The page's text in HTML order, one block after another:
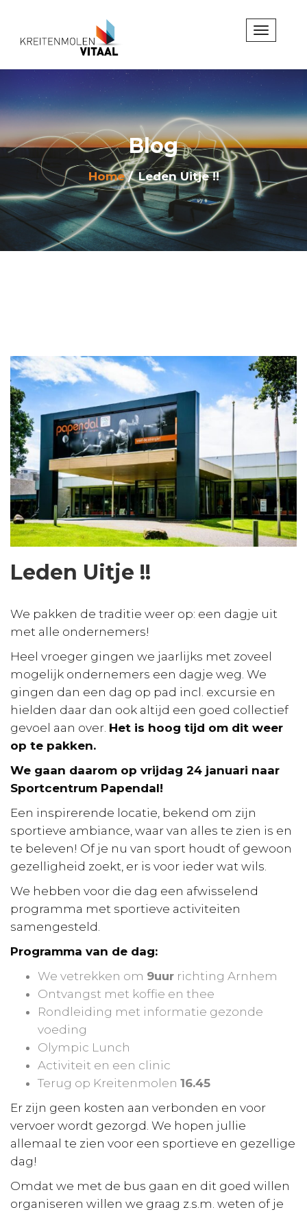
Blog
Home Leden Uitje !!
Leden Uitje !!
We pakken de traditie weer op: een dagje uit
met alle ondernemers!
Heel vroeger gingen we jaarlijks met zoveel
mogelijk ondernemers een dagje weg. We
gingen dan een dag op pad incl. excursie en
hielden daar dan ook altijd een goed collectief
gevoel aan over. Het is hoog tijd om dit weer
op te pakken.
We gaan daarom op vrijdag 24 januari naar
Sportcentrum Papendal!
Een inspirerende locatie, bekend om zijn
sportieve ambiance, waar van alles te zien is en
te beleven! Of je nu van sport houdt of gewoon
gezelligheid zoekt, er is voor ieder wat wils.
We hebben voor die dag een afwisselend
programma met sportieve activiteiten
samengesteld.
Programma van de dag:
We vetrekken om 9uur richting Arnhem
Ontvangst met koffie en thee
Rondleiding met informatie gezonde
voeding
Olympic Lunch
Activiteit en een clinic
Terug op Kreitenmolen 16.45
Er zijn geen kosten aan verbonden en voor
vervoer wordt gezorgd. We hopen jullie
allemaal te zien voor een sportieve en gezellige
dag!
Omdat we met de bus gaan en dit goed willen
organiseren willen we graag z.s.m. weten of je